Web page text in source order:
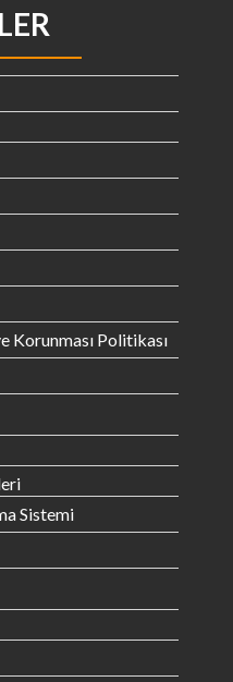
Korunması Politikası
Sistemi